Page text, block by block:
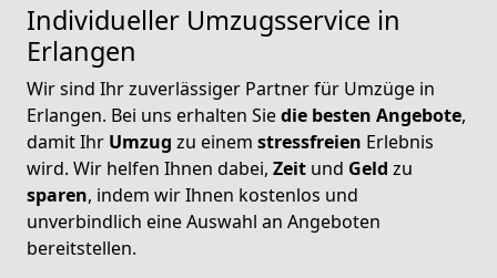
Individueller Umzugsservice in
Erlangen
Wir sind Ihr zuverlässiger Partner für Umzüge in
Erlangen. Bei uns erhalten Siedie besten Angebote,
damit Ihr Umzug zu einem stressfreien Erlebnis
wird. Wir helfen Ihnen dabei, Zeit und Geld zu
sparen, indem wir Ihnen kostenlos und
unverbindlich eine Auswahl an Angeboten
bereitstellen.